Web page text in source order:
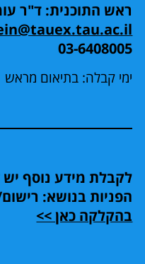
ראש התוכנית: ד"ר
03-6408005
ימי קבלה: בתיאום מראש
לקבלת מידע נוסף
הפניות בנושא:
בהקלקה כאן >>